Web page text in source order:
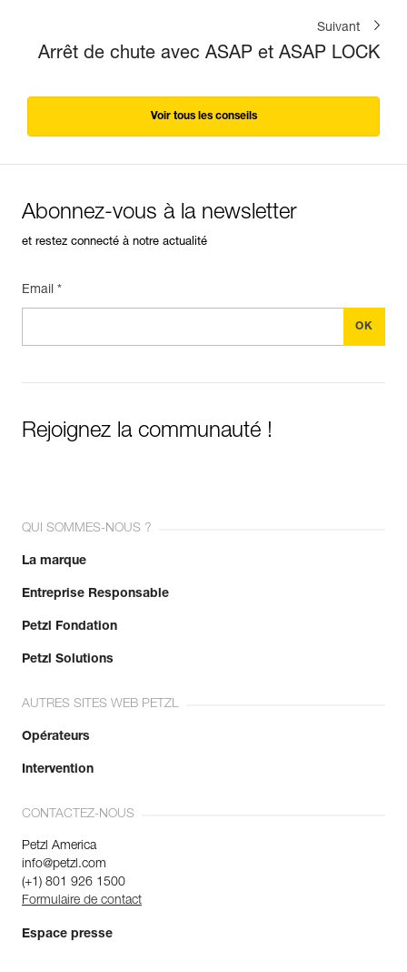
Suivant
Arrêt de chute avec ASAP et ASAP LOCK
Voir tous les conseils
Abonnez-vous à la newsletter
et restez connecté à notre actualité
Email *
Rejoignez la communauté !
QUI SOMMES-NOUS ?
La marque
Entreprise Responsable
Petzl Fondation
Petzl Solutions
AUTRES SITES WEB PETZL
Opérateurs
Intervention
CONTACTEZ-NOUS
Petzl America
info@petzl.com
(+1) 801 926 1500
Formulaire de contact
Espace presse